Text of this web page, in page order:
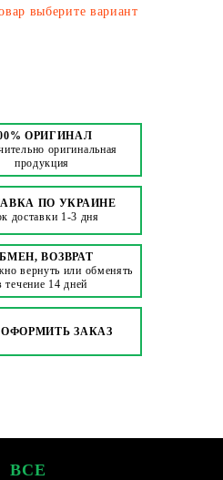
выберите вариант
ОРИГИНАЛ
оригинальная
продукция
ПО УКРАИНЕ
доставки 1-3 дня
ВОЗВРАТ
вернуть или обменять
течение 14 дней
ЗАКАЗ
ВСЕ